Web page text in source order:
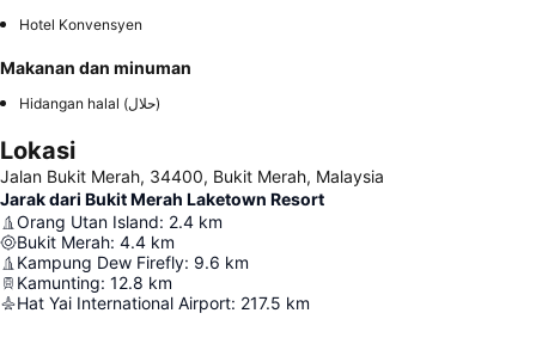
Hotel Konvensyen
Makanan dan minuman
Hidangan halal (حلال)
Lokasi
Jalan Bukit Merah, 34400, Bukit Merah, Malaysia
Jarak dari Bukit Merah Laketown Resort
Orang Utan Island: 2.4 km
Bukit Merah: 4.4 km
Kampung Dew Firefly: 9.6 km
Kamunting: 12.8 km
Hat Yai International Airport: 217.5 km